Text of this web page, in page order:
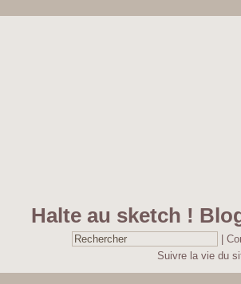
Halte au sketch !
Suivre la vie du